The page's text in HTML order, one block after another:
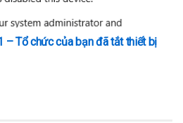
Tổ chức của bạn đã tắt thiết bị